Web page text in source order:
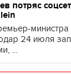
потряс
24 июля
...